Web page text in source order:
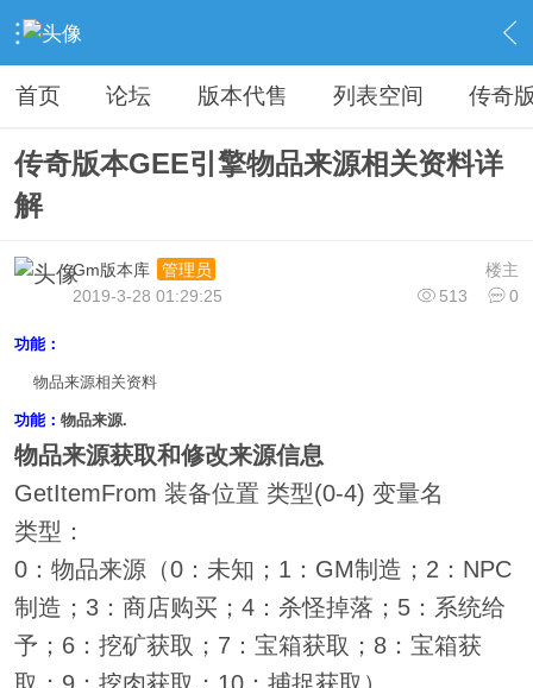
› 教程广告专区 › 视屏教程学习 › 内容
首页 论坛 版本代售 列表空间 传奇
传奇版本GEE引擎物品来源相关资料详
解
楼主
Gm版本库
管理员
513
0
2019-3-28 01:29:25
功能：
物品来源相关资料
功能： 物品来源.
物品来源获取和修改来源信息
GetItemFrom 装备位置 类型(0-4) 变量名
类型：
0：物品来源（0：未知；1：GM制造；2：NPC
制造；3：商店购买；4：杀怪掉落；5：系统给
予；6：挖矿获取；7：宝箱获取；8：宝箱获